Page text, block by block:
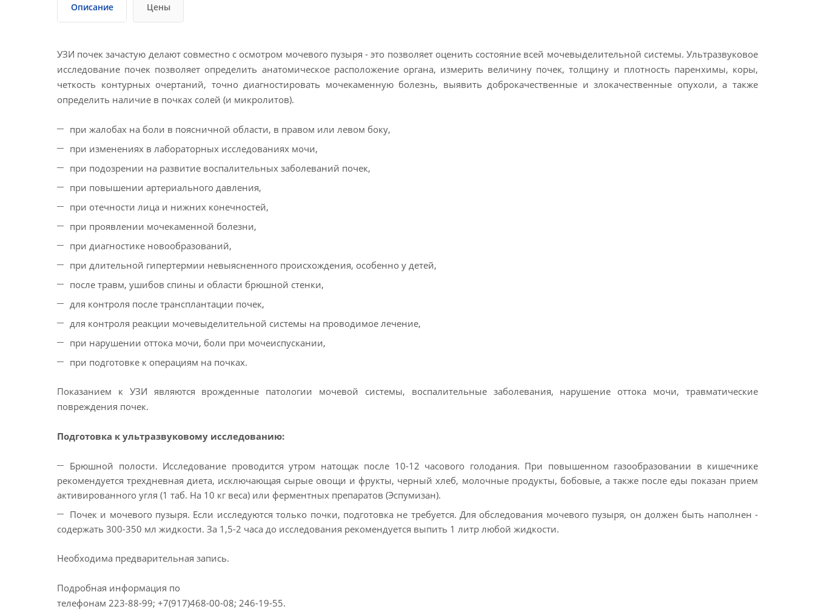
Описание Цены
УЗИ почек зачастую делают совместно с осмотром мочевого пузыря - это позволяет оценить состояние всей мочевыделительной системы. Ультразвуковое
исследование почек позволяет определить анатомическое расположение органа, измерить величину почек, толщину и плотность паренхимы, коры,
четкость контурных очертаний, точно диагностировать мочекаменную болезнь, выявить доброкачественные и злокачественные опухоли, а также
определить наличие в почках солей (и микролитов).
при жалобах на боли в поясничной области, в правом или левом боку,
при изменениях в лабораторных исследованиях мочи,
при подозрении на развитие воспалительных заболеваний почек,
при повышении артериального давления,
при отечности лица и нижних конечностей,
при проявлении мочекаменной болезни,
при диагностике новообразований,
при длительной гипертермии невыясненного происхождения, особенно у детей,
после травм, ушибов спины и области брюшной стенки,
для контроля после трансплантации почек,
для контроля реакции мочевыделительной системы на проводимое лечение,
при нарушении оттока мочи, боли при мочеиспускании,
при подготовке к операциям на почках.
Показанием к УЗИ являются врожденные патологии мочевой системы, воспалительные заболевания, нарушение оттока мочи, травматические
повреждения почек.
Подготовка к ультразвуковому исследованию:
Брюшной полости. Исследование проводится утром натощак после 10-12 часового голодания. При повышенном газообразовании в кишечнике
рекомендуется трехдневная диета, исключающая сырые овощи и фрукты, черный хлеб, молочные продукты, бобовые, а также после еды показан прием
активированного угля (1 таб. На 10 кг веса) или ферментных препаратов (Эспумизан).
Почек и мочевого пузыря. Если исследуются только почки, подготовка не требуется. Для обследования мочевого пузыря, он должен быть наполнен -
содержать 300-350 мл жидкости. За 1,5-2 часа до исследования рекомендуется выпить 1 литр любой жидкости.
Необходима предварительная запись.
Подробная информация по
телефонам 223-88-99; +7(917)468-00-08; 246-19-55.